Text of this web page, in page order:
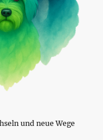
und neue Wege